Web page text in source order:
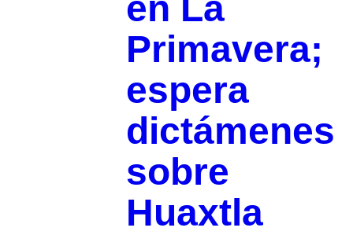
en La
Primavera;
espera
dictámenes
sobre
Huaxtla